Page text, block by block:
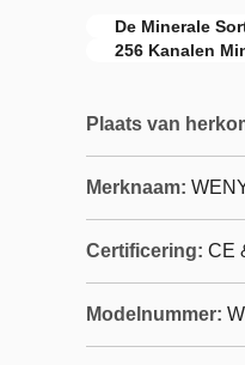
De Minerale
256 Kanalen
Plaats van
Merknaam:
Certificering: CE
Modelnummer: